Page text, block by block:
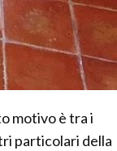
motivo è tra i
particolari della